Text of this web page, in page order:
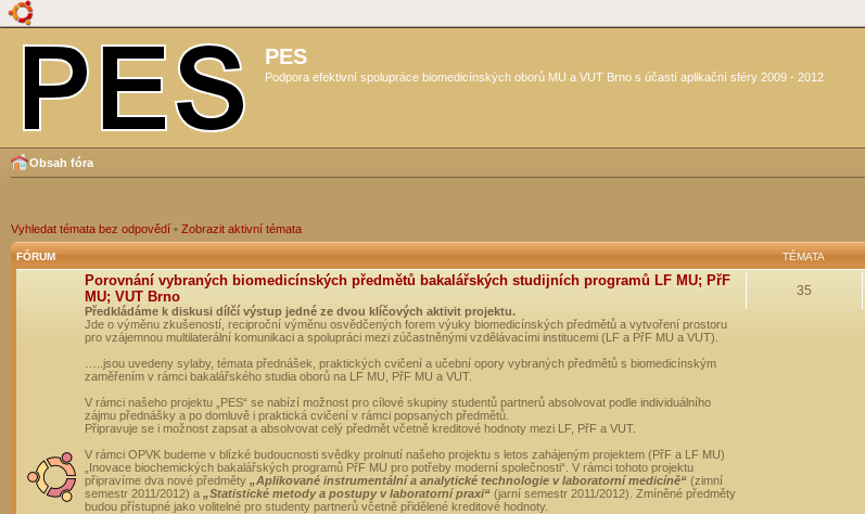
PES
Podpora efektivní spolupráce biomedicínských oborů MU a VUT Brno s účastí aplikační sféry 2009 - 2012
Obsah fóra
Vyhledat témata bez odpovědí • Zobrazit aktivní témata
FÓRUM TÉMATA
Porovnání vybraných biomedicínských předmětů bakalářských studijních programů LF MU; PřF
MU; VUT Brno
Předkládáme k diskusi dílčí výstup jedné ze dvou klíčových aktivit projektu.
Jde o výměnu zkušeností, reciproční výměnu osvědčených forem výuky biomedicínských předmětů a vytvoření prostoru
pro vzájemnou multilaterální komunikaci a spolupráci mezi zúčastněnými vzdělávacími institucemi (LF a PřF MU a VUT).
…..jsou uvedeny sylaby, témata přednášek, praktických cvičení a učební opory vybraných předmětů s biomedicínským
zaměřením v rámci bakalářského studia oborů na LF MU, PřF MU a VUT.
V rámci našeho projektu „PES“ se nabízí možnost pro cílové skupiny studentů partnerů absolvovat podle individuálního
zájmu přednášky a po domluvě i praktická cvičení v rámci popsaných předmětů.
Připravuje se i možnost zapsat a absolvovat celý předmět včetně kreditové hodnoty mezi LF, PřF a VUT.
V rámci OPVK budeme v blízké budoucnosti svědky prolnutí našeho projektu s letos zahájeným projektem (PřF a LF MU)
„Inovace biochemických bakalářských programů PřF MU pro potřeby moderní společnosti“. V rámci tohoto projektu
připravíme dva nové předměty „Aplikované instrumentální a analytické technologie v laboratorní medicíně“ (zimní
semestr 2011/2012) a „Statistické metody a postupy v laboratorní praxi“ (jarní semestr 2011/2012). Zmíněné předměty
budou přístupné jako volitelné pro studenty partnerů včetně přidělené kreditové hodnoty.
35